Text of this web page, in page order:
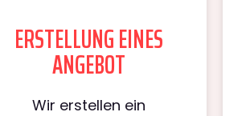
ERSTELLUNG EINES
ANGEBOT
Wir erstellen ein